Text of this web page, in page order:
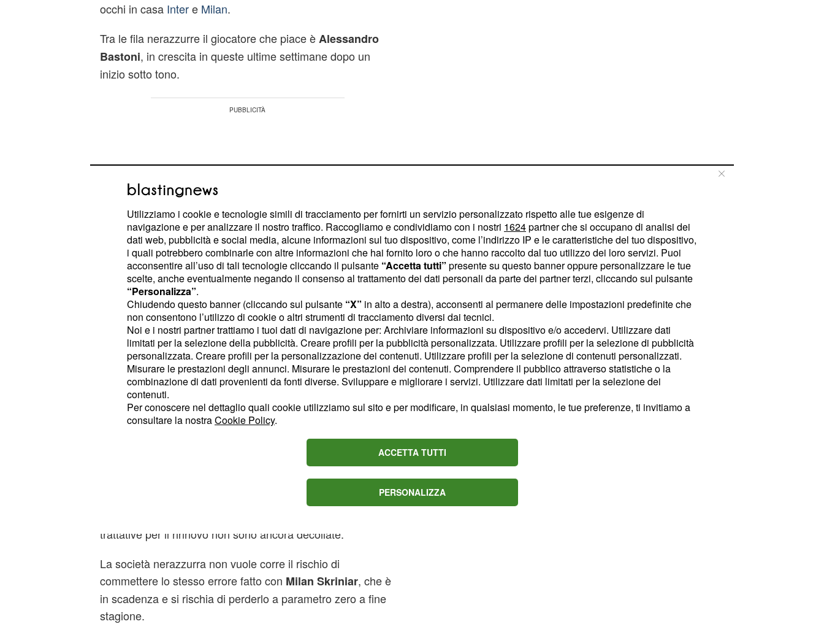
occhi in casa Intere Milan.
Tra le fila nerazzurre il giocatore che piace èAlessandro
Bastoni, in crescita in queste ultime settimane dopo un
inizio sotto tono.
Tra i rossoneri, invece, è noto l'interesse nei confronti di
Rafael Leao, sondato già questa estate senza successo,
anche se le cose potrebbero cambiare se non dovesse
essere trovato l'accordo per il rinnovo.
L'offerta per Bastoni
Uno dei giocatori che questa estate è stato al centro di
, che piaceva molto al Tottenham. Il centrale ha
declinato la proposta vista la volontà di restare a Milano ma
qualcosa potrebbe cambiare nei prossimi mesi. Il difensore,
trattative per il rinnovo non sono ancora decollate.
La società nerazzurra non vuole corre il rischio di
commettere lo stesso errore fatto con Milan Skriniar, che è
in scadenza e si rischia di perderlo a parametro zero a fine
stagione.
Utilizziamo i cookie e tecnologie simili di tracciamento per fornirti un servizio personalizzato rispetto alle tue esigenze di
navigazione e per analizzare il nostro traffico. Raccogliamo e condividiamo con i nostri 1624partner che si occupano di analisi dei
dati web, pubblicità e social media, alcune informazioni sul tuo dispositivo, come l’indirizzo IP e le caratteristiche del tuo dispositivo,
i quali potrebbero combinarle con altre informazioni che hai fornito loro o che hanno raccolto dal tuo utilizzo dei loro servizi. Puoi
acconsentire all’uso di tali tecnologie cliccando il pulsante “Accetta tutti” presente su questo banner oppure personalizzare le tue
scelte, anche eventualmente negando il consenso al trattamento dei dati personali da parte dei partner terzi, cliccando sul pulsante
“Personalizza”.
Chiudendo questo banner (cliccando sul pulsante “X” in alto a destra), acconsenti al permanere delle impostazioni predefinite che
non consentono l’utilizzo di cookie o altri strumenti di tracciamento diversi dai tecnici.
Noi e i nostri partner trattiamo i tuoi dati di navigazione per: Archiviare informazioni su dispositivo e/o accedervi. Utilizzare dati
limitati per la selezione della pubblicità. Creare profili per la pubblicità personalizzata. Utilizzare profili per la selezione di pubblicità
personalizzata. Creare profili per la personalizzazione dei contenuti. Utilizzare profili per la selezione di contenuti personalizzati.
Misurare le prestazioni degli annunci. Misurare le prestazioni dei contenuti. Comprendere il pubblico attraverso statistiche o la
combinazione di dati provenienti da fonti diverse. Sviluppare e migliorare i servizi. Utilizzare dati limitati per la selezione dei
contenuti.
Per conoscere nel dettaglio quali cookie utilizziamo sul sito e per modificare, in qualsiasi momento, le tue preferenze, ti invitiamo a
consultare la nostraCookie Policy.
ACCETTA TUTTI
PERSONALIZZA